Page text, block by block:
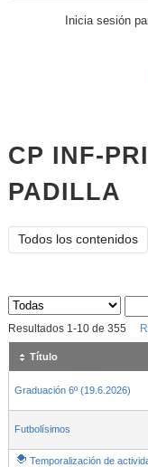
Inicia sesión
CP INF-
PADILLA
Todos los contenidos
Sus archivos
Resultados 1 -10de 355
Título
Graduación 6º (19.6.2026)
Futbolísimos
Temporalización de